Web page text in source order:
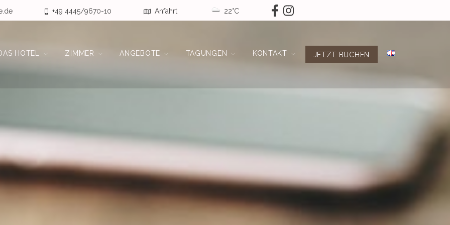
Service & Impressionen
Zimmer Übersicht
Preise & Allg. Informationen
+49 4445/9670-10 Anfahrt 22°C
HOTEL ZIMMER ANGEBOTE TAGUNGEN KONTAKT JETZT BUCHEN